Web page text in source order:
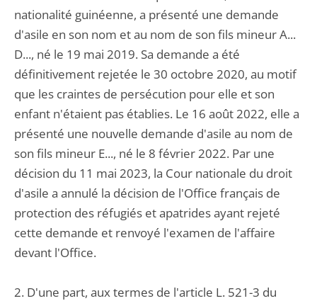
nationalité guinéenne, a présenté une demande
d'asile en son nom et au nom de son fils mineur A...
D..., né le 19 mai 2019. Sa demande a été
définitivement rejetée le 30 octobre 2020, au motif
que les craintes de persécution pour elle et son
enfant n'étaient pas établies. Le 16 août 2022, elle a
présenté une nouvelle demande d'asile au nom de
son fils mineur E..., né le 8 février 2022. Par une
décision du 11 mai 2023, la Cour nationale du droit
d'asile a annulé la décision de l'Office français de
protection des réfugiés et apatrides ayant rejeté
cette demande et renvoyé l'examen de l'affaire
devant l'Office.
2. D'une part, aux termes de l'article L. 521-3 du